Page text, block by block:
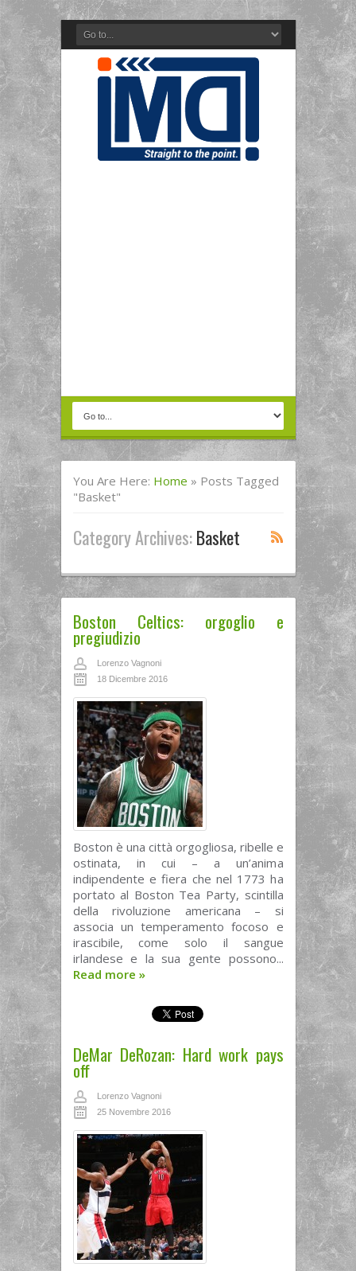
You Are Here: Home » Posts Tagged
"basket"
Category Archives:Basket
Boston Celtics: orgoglio e
pregiudizio
Lorenzo Vagnoni
18 Dicembre 2016
Boston è una città orgogliosa, ribelle e
ostinata, in cui – a un’anima
indipendente e fiera che nel 1773 ha
portato al Boston Tea Party, scintilla
della rivoluzione americana – si
associa un temperamento focoso e
irascibile, come solo il sangue
irlandese e la sua gente possono...
Read more »
DeMar DeRozan: Hard work pays
off
Lorenzo Vagnoni
25 Novembre 2016